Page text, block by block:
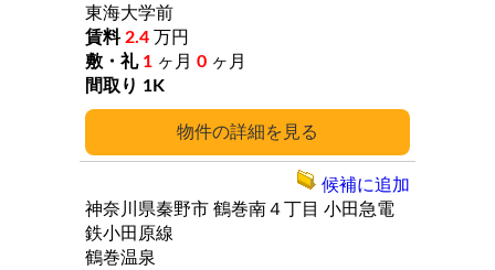
詳細
東海大学前
2.4 万円
1 ヶ月 0 ヶ月
1K
神奈川県秦野市 鶴巻南４丁目 小田急電
鉄小田原線
鶴巻温泉
候補に追加